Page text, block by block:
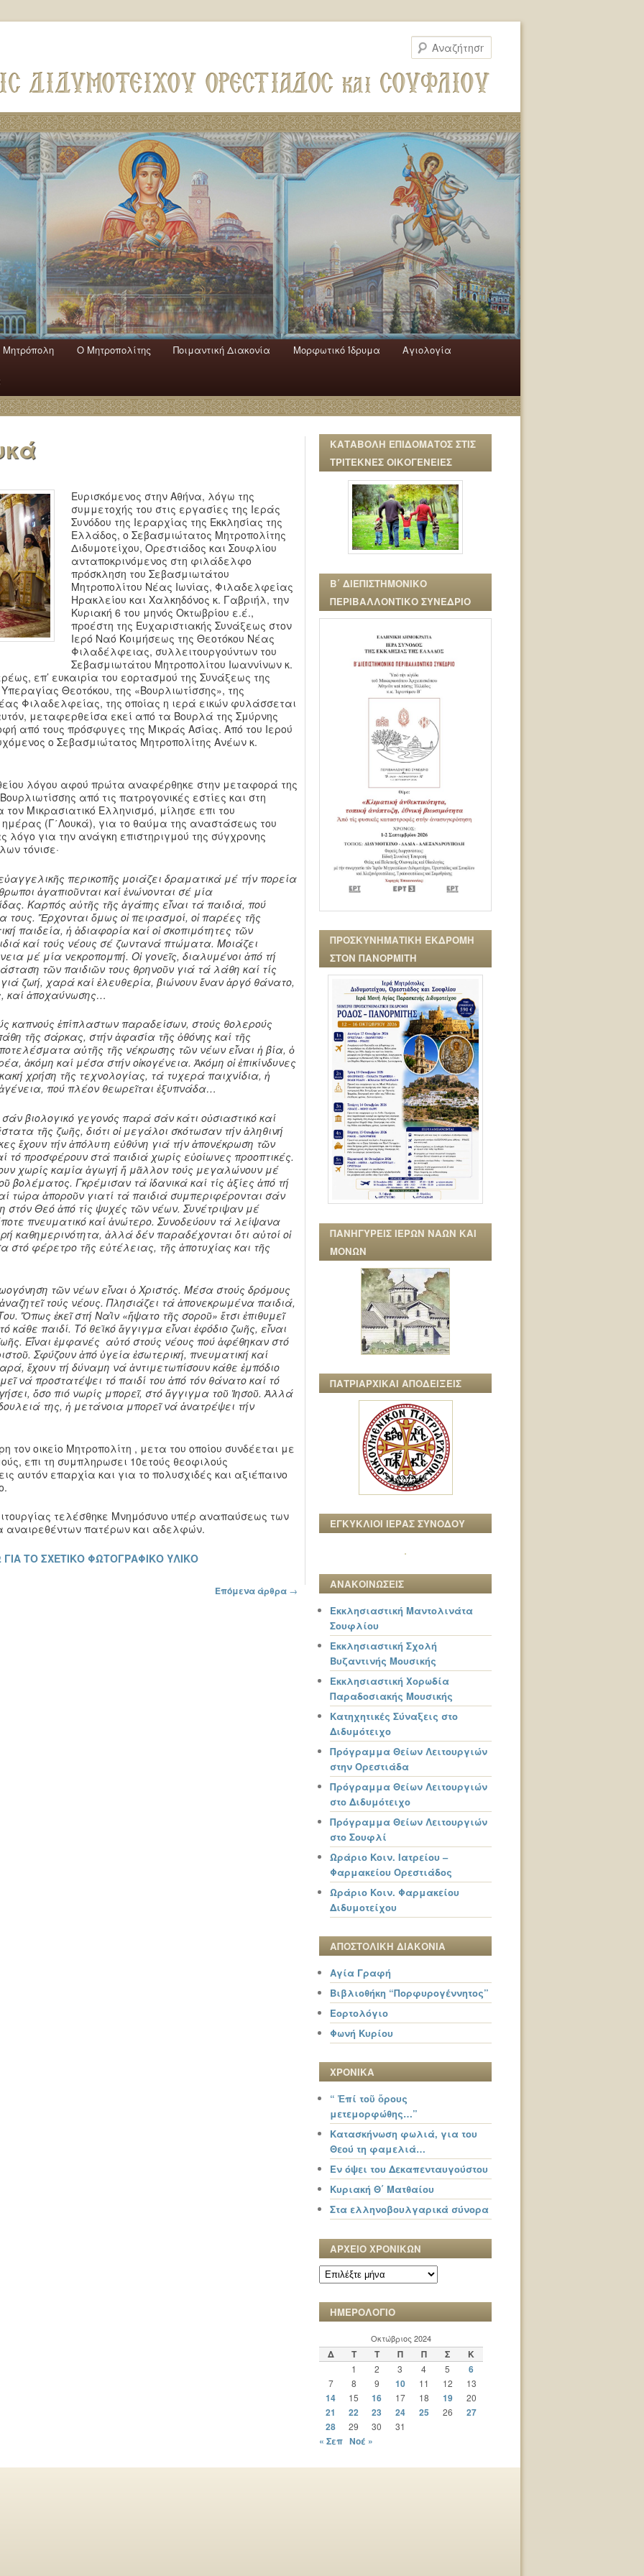
Mητρόπολη Ο Mητροπολίτης Ποιμαντική Διακονία Μορφωτικό Ίδρυμα Αγιολογία
Ευρισκόμενος στην Αθήνα, λόγω της
συμμετοχής του στις εργασίες της Ιεράς
Συνόδου της Ιεραρχίας της Εκκλησίας της
Ελλάδος, ο Σεβασμιώτατος Μητροπολίτης
Διδυμοτείχου, Ορεστιάδος και Σουφλίου
ανταποκρινόμενος στη φιλάδελφο
πρόσκληση του Σεβασμιωτάτου
Μητροπολίτου Νέας Ιωνίας, Φιλαδελφείας
Ηρακλείου και Χαλκηδόνος κ. Γαβριήλ, την
Κυριακή 6 του μηνός Οκτωβρίου ε.έ.,
προέστη της Ευχαριστιακής Συνάξεως στον
Ιερό Ναό Κοιμήσεως της Θεοτόκου Νέας
Φιλαδέλφειας, συλλειτουργούντων του
Σεβασμιωτάτου Μητροπολίτου Ιωαννίνων κ.
επ’ ευκαιρία του εορτασμού της Συνάξεως της
Θεοτόκου, της «Βουρλιωτίσσης», της
Φιλαδελφείας, της οποίας η ιερά εικών φυλάσσεται
μεταφερθείσα εκεί από τα Βουρλά της Σμύρνης
από τους πρόσφυγες της Μικράς Ασίας. Από του Ιερού
ο Σεβασμιώτατος Μητροπολίτης Ανέων κ.
λόγου αφού πρώτα αναφέρθηκε στην μεταφορά της
από τις πατρογονικές εστίες και στη
Μικρασιατικό Ελληνισμό, μίλησε επι του
(Γ΄Λουκά), για το θαύμα της αναστάσεως του
λόγο για την ανάγκη επιστηριγμού της σύγχρονης
τόνισε·
περικοπῆς μοιάζει δραματικά μέ τήν πορεία
ἀγαπιοῦνται καί ἑνώνονται σέ μία
Καρπός αὐτῆς τῆς ἀγάπης εἶναι τά παιδιά, πού
τους. Ἔρχονται ὅμως οἱ πειρασμοί, οἱ παρέες τῆς
παιδεία, ἡ ἀδιαφορία καί οἱ σκοπιμότητες τῶν
καί τούς νέους σέ ζωντανά πτώματα. Μοιάζει
μέ μία νεκροπομπή. Οἱ γονεῖς, διαλυμένοι ἀπό τή
τῶν παιδιῶν τους θρηνοῦν γιά τά λάθη καί τίς
γιά ζωή, χαρά καί ἐλευθερία, βιώνουν ἕναν ἀργό θάνατο,
καί ἀποχαύνωσης…
καπνούς ἐπίπλαστων παραδείσων, στούς θολερούς
τῆς σάρκας, στήν ἀφασία τῆς ὀθόνης καί τῆς
αὐτῆς τῆς νέκρωσης τῶν νέων εἶναι ἡ βία, ὁ
ἀκόμη καί μέσα στήν οἰκογένεια. Ἀκόμη οἱ ἐπικίνδυνες
χρήση τῆς τεχνολογίας, τά τυχερά παιχνίδια, ἡ
πού πλέον θεωρεῖται ἐξυπνάδα…
βιολογικό γεγονός παρά σάν κάτι οὐσιαστικό καί
τῆς ζωῆς, διότι οἱ μεγάλοι σκότωσαν τήν ἀληθινή
ἔχουν τήν ἀπόλυτη εὐθύνη γιά τήν ἀπονέκρωση τῶν
προσφέρουν στά παιδιά χωρίς εὐοίωνες προοπτικές.
χωρίς καμία ἀγωγή ἤ μᾶλλον τούς μεγαλώνουν μέ
βολέματος. Γκρέμισαν τά ἰδανικά καί τίς ἀξίες ἀπό τή
τώρα ἀποροῦν γιατί τά παιδιά συμπεριφέρονται σάν
στόν Θεό ἀπό τίς ψυχές τῶν νέων. Συνέτριψαν μέ
πνευματικό καί ἀνώτερο. Συνοδεύουν τά λείψανα
καθημερινότητα, ἀλλά δέν παραδέχονται ὅτι αὐτοί οἱ
στό φέρετρο τῆς εὐτέλειας, τῆς ἀποτυχίας και τῆς
τῶν νέων εἶναι ὁ Χριστός. Μέσα στούς δρόμους
τούς νέους. Πλησιάζει τά ἀπονεκρωμένα παιδιά,
Ὅπως ἐκεῖ στή Ναῒν «ἥψατο τῆς σοροῦ» ἔτσι ἐπιθυμεῖ
κάθε παιδί. Τό θεϊκό ἄγγιγμα εἶναι ἐφόδιο ζωῆς, εἶναι
Εἶναι ἐμφανές αὐτό στούς νέους πού ἀφέθηκαν στό
Σφύζουν ἀπό ὑγεία ἐσωτερική, πνευματική καί
ἔχουν τή δύναμη νά ἀντιμετωπίσουν κάθε ἐμπόδιο
νά προστατέψει τό παιδί του ἀπό τόν θάνατο καί τό
ὅσο πιό νωρίς μπορεῖ, στό ἄγγιγμα τοῦ Ἰησοῦ. Ἀλλά
της, ἡ μετάνοια μπορεῖ νά ἀνατρέψει τήν
οικείο Μητροπολίτη , μετα του οποίου συνδέεται με
επι τη συμπληρωσει 10ετούς θεοφιλούς
αυτόν επαρχία και για το πολυσχιδές και αξιέπαινο
τελέσθηκε Μνημόσυνο υπέρ αναπαύσεως των
αναιρεθέντων πατέρων και αδελφών.
ΤΟ ΣΧΕΤΙΚΟ ΦΩΤΟΓΡΑΦΙΚΟ ΥΛΙΚΟ
Επόμενα άρθρα →
ΚΑΤΑΒΟΛΗ ΕΠΙΔΟΜΑΤΟΣ ΣΤΙΣ
ΤΡΙΤΕΚΝΕΣ ΟΙΚΟΓΕΝΕΙΕΣ
Β΄ ΔΙΕΠΙΣΤΗΜΟΝΙΚΟ
ΠΕΡΙΒΑΛΛΟΝΤΙΚΟ ΣΥΝΕΔΡΙΟ
ΠΡΟΣΚΥΝΗΜΑΤΙΚΗ ΕΚΔΡΟΜΗ
ΣΤΟΝ ΠΑΝΟΡΜΙΤΗ
ΠΑΝΗΓΥΡΕΙΣ ΙΕΡΩΝ ΝΑΩΝ ΚΑΙ
ΜΟΝΩΝ
ΠΑΤΡΙΑΡΧΙΚΑΙ ΑΠΟΔΕΙΞΕΙΣ
ΕΓΚΥΚΛΙΟΙ ΙΕΡΑΣ ΣΥΝΟΔΟΥ
ΑΝΑΚΟΙΝΩΣΕΙΣ
Εκκλησιαστική Μαντολινάτα
Σουφλίου
Εκκλησιαστική Σχολή
Βυζαντινής Μουσικής
Εκκλησιαστική Χορωδία
Παραδοσιακής Μουσικής
Κατηχητικές Σύναξεις στο
Διδυμότειχο
Πρόγραμμα Θείων Λειτουργιών
στην Ορεστιάδα
Πρόγραμμα Θείων Λειτουργιών
στο Διδυμότειχο
Πρόγραμμα Θείων Λειτουργιών
στο Σουφλί
Ωράριο Κοιν. Ιατρείου –
Φαρμακείου Ορεστιάδος
Ωράριο Κοιν. Φαρμακείου
Διδυμοτείχου
ΑΠΟΣΤΟΛΙΚΗ ΔΙΑΚΟΝΙΑ
Αγία Γραφή
Βιβλιοθήκη “Πορφυρογέννητος”
Εορτολόγιο
Φωνή Κυρίου
ΧΡΟΝΙΚΑ
“ Ἐπί τοῦ ὄρους
μετεμορφώθης…”
Κατασκήνωση φωλιά, για του
Θεού τη φαμελιά…
Εν όψει του Δεκαπενταυγούστου
Κυριακή Θ΄ Ματθαίου
Στα ελληνοβουλγαρικά σύνορα
ΑΡΧΕΙΟ ΧΡΟΝΙΚΩΝ
ΑΡΧΕΙΟ
ΧΡΟΝΙΚΩΝ
ΗΜΕΡΟΛΟΓΙΟ
Οκτώβριος 2024
Δ Τ Τ Π Π Σ Κ
1 2 3 4 5 6
7 8 9 10 11 12 13
14 15 16 17 18 19 20
21 22 23 24 25 26
27
28
29 30 31
« Σεπ Νοέ »